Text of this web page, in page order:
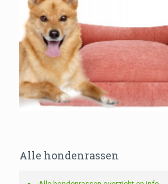
Alle hondenrassen